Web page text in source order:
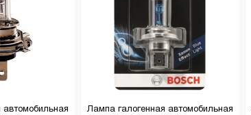
Купить
автомобильная
Лампа галогенная автомобильная